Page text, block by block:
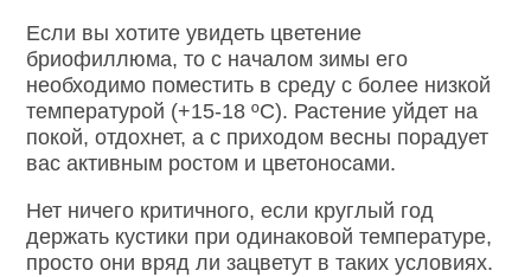
Если вы хотите увидеть цветение
бриофиллюма, то с началом зимы его
необходимо поместить в среду с более низкой
температурой (+15-18 ºC). Растение уйдет на
покой, отдохнет, а с приходом весны порадует
вас активным ростом и цветоносами.
Нет ничего критичного, если круглый год
держать кустики при одинаковой температуре,
просто они вряд ли зацветут в таких условиях.